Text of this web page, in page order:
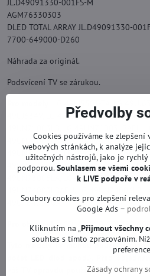
JL.D49091330-001FS-M
AGM76330303
DLED TOTAL ARRAY JL.D49091330-
7700-649000-D260
Náhrada za originál.
Podsvícení TV se zárukou.
49UJ634V, LG 49UJ634V-ZD, LG
49UN71006LBAEU, LG
49UN711C0ZB, LG 49UN711C0ZBAEK,
49UN711C9ZB.BEULDJP, LG
49UN73006LA, LG 49UN73006LAAEU,
49UT640SOUA
Pro obrazovky:
SDL490W0,
Tyto modely TV mohou používat
počet LED diod apod.). Před
váš TV opravdu používá tento druh
Předvolby
Cookies používáme ke zlepšení
webových stránkách, k analýze
užitečných nástrojů, jako je rychlý
podporou.Souhlasem se všemi
k LIVE podpoře v
Soubory cookies pro zlepšení
Google Ads –
Kliknutím na „Přijmout všechny
souhlas s tímto zpracováním.
Zásady ochrany